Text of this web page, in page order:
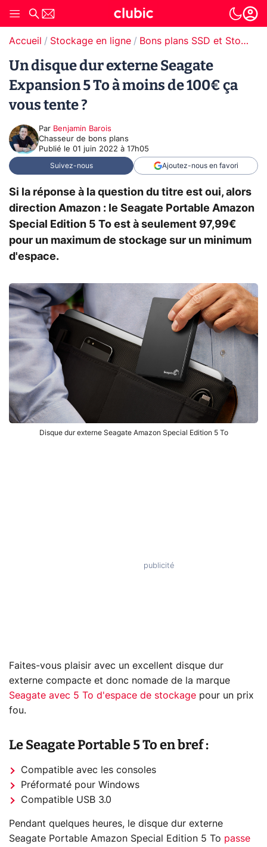
Accueil Stockage en ligne Bons plans SSD et Stockage
Un disque dur externe Seagate
Expansion 5 To à moins de 100€ ça
vous tente ?
Par Benjamin Barois
Chasseur de bons plans
Publié le 01 juin 2022 à 17h05
Suivez-nous Ajoutez-nous en favori
Si la réponse à la question du titre est oui, alors
direction Amazon : le Seagate Portable Amazon
Special Edition 5 To est à seulement 97,99€
pour un maximum de stockage sur un minimum
d'espace.
Disque dur externe Seagate Amazon Special Edition 5 To
Faites-vous plaisir avec un excellent disque dur
externe compacte et donc nomade de la marque
Seagate avec 5 To d'espace de stockage pour un prix
fou.
Le Seagate Portable 5 To en bref :
Compatible avec les consoles
Préformaté pour Windows
Compatible USB 3.0
Pendant quelques heures, le disque dur externe
Seagate Portable Amazon Special Edition 5 To passe